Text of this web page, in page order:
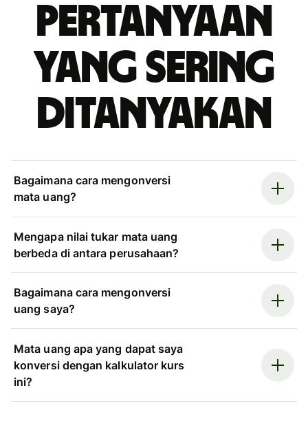
Pertanyaan
yang sering
ditanyakan
Bagaimana cara mengonversi
mata uang?
Mengapa nilai tukar mata uang
berbeda di antara perusahaan?
Bagaimana cara mengonversi
uang saya?
Mata uang apa yang dapat saya
konversi dengan kalkulator kurs
ini?